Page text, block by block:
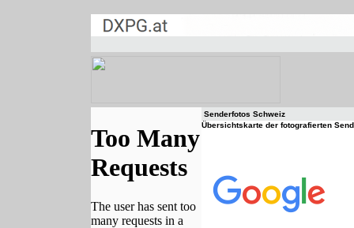
Senderfotos Schweiz
Übersichtskarte der fotografierten